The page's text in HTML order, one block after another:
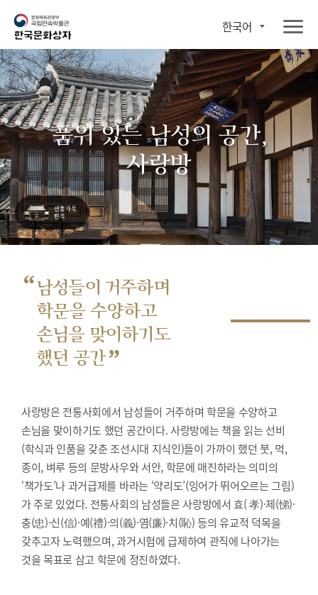
한국어
품위 있는 남성의 공간,
사랑방
“남성들이 거주하며
학문을 수양하고
손님을 맞이하기도
했던 공간”
사랑방은 전통사회에서 남성들이 거주하며 학문을 수양하고
손님을 맞이하기도 했던 공간이다. 사랑방에는 책을 읽는 선비
(학식과 인품을 갖춘 조선시대 지식인)들이 가까이 했던 붓, 먹,
종이, 벼루 등의 문방사우와 서안, 학문에 매진하라는 의미의
‘책가도’나 과거급제를 바라는 ‘약리도’(잉어가 뛰어오르는 그림)
가 주로 있었다. 전통사회의 남성들은 사랑방에서 효( 孝)·제(悌)·
충(忠)·신(信)·예(禮)·의(義)·염(廉)·치(恥) 등의 유교적 덕목을
갖추고자 노력했으며, 과거시험에 급제하여 관직에 나아가는
것을 목표로 삼고 학문에 정진하였다.